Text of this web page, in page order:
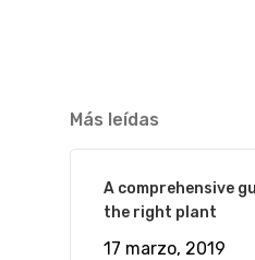
Más leídas
A comprehensive
the right plant
17 marzo, 2019